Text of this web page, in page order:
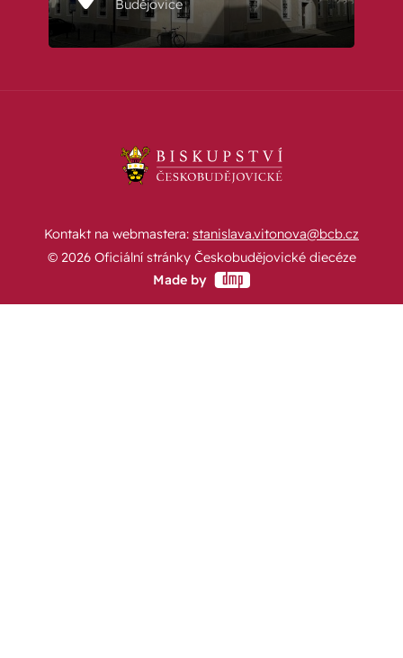
Budějovice
Kontakt na webmastera: stanislava.vitonova@bcb.cz
© 2026 Oficiální stránky Českobudějovické diecéze
Made by